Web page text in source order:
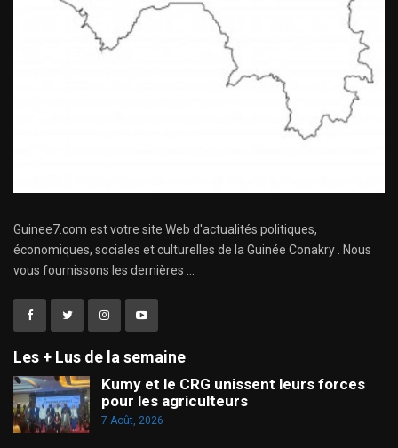
Guinee7.com est votre site Web d'actualités politiques,
économiques, sociales et culturelles de la Guinée Conakry . Nous
vous fournissons les dernières ...
Les + Lus de la semaine
Kumy et le CRG unissent leurs forces
pour les agriculteurs
7 Août, 2026